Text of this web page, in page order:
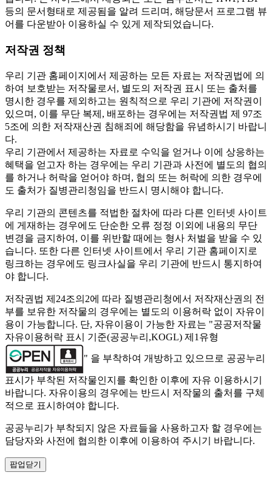
등의 문서형태로 제공됨을 알려 드리며, 해당문서 프로그램 뷰
어를 다운받아 이용하실 수 있게 제작되었습니다.
저작권 정책
우리 기관 홈페이지에서 제공하는 모든 자료는 저작권법에 의
하여 보호받는 저작물로서, 별도의 저작권 표시 또는 출처를
명시한 경우를 제외하고는 원칙적으로 우리 기관에 저작권이
있으며, 이를 무단 복제, 배포하는 경우에는 저작권법 제 97조
5조에 의한 저작재산권 침해죄에 해당함을 유념하시기 바랍니
다.
우리 기관에서 제공하는 자료로 수익을 얻거나 이에 상응하는
혜택을 얻고자 하는 경우에는 우리 기관과 사전에 별도의 협의
를 하거나 허락을 얻어야 하며, 협의 또는 허락에 의한 경우에
도 출처가 질병관리청임을 반드시 명시해야 합니다.
우리 기관의 콘텐츠를 적법한 절차에 따라 다른 인터넷 사이트
에 게재하는 경우에도 단순한 오류 정정 이외에 내용의 무단
변경을 금지하여, 이를 위반할 때에는 형사 처벌을 받을 수 있
습니다. 또한 다른 인터넷 사이트에서 우리 기관 홈페이지로
링크하는 경우에도 링크사실을 우리 기관에 반드시 통지하여
야 합니다.
저작권법 제24조의2에 따라 질병관리청에서 저작재산권의 전
부를 보유한 저작물의 경우에는 별도의 이용허락 없이 자유이
용이 가능합니다. 단, 자유이용이 가능한 자료는 "공공저작물
자유이용허락 표시 기준(공공누리,KOGL) 제1유형
" 을 부착하여 개방하고 있으므로 공공누리
표시가 부착된 저작물인지를 확인한 이후에 자유 이용하시기
바랍니다. 자유이용의 경우에는 반드시 저작물의 출처를 구체
적으로 표시하여야 합니다.
공공누리가 부착되지 않은 자료들을 사용하고자 할 경우에는
담당자와 사전에 협의한 이후에 이용하여 주시기 바랍니다.
팝업닫기